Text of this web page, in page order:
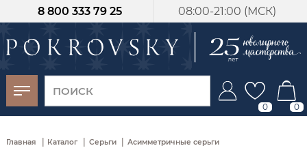
08:00-21:00 (МСК)
8 800 333 79 25
0 0
Главная | Каталог | Серьги | Асимметричные серьги
-30%
от 15 дней с
момента оплаты